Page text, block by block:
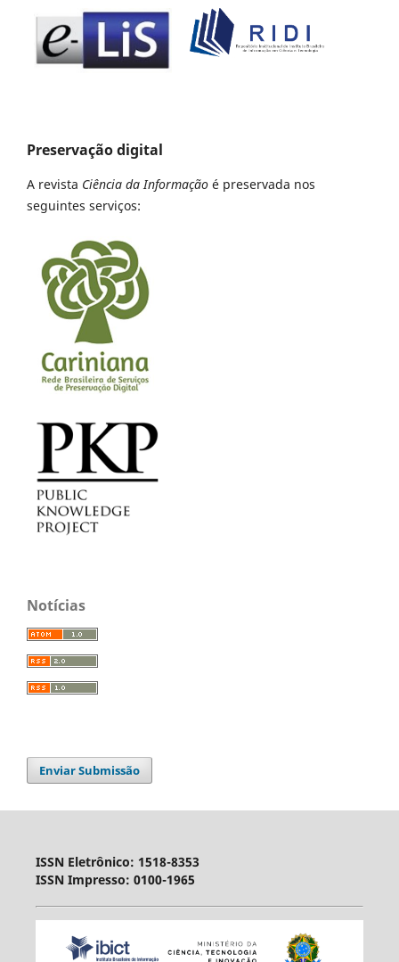
Preservação digital
A revista Ciência da Informação é preservada nos
seguintes serviços:
Notícias
Enviar Submissão
ISSN Eletrônico: 1518-8353
ISSN Impresso: 0100-1965